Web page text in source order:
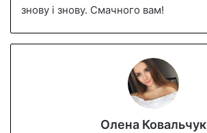
знову і знову. Смачного вам!
Олена Ковальчук